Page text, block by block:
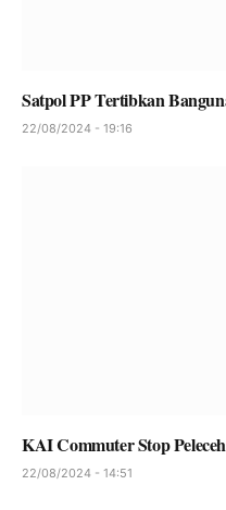
Satpol PP Tertibkan
22/08/2024 - 19:16
KAI Commuter Stop
22/08/2024 - 14:51